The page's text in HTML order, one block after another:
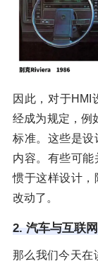
因此，对于HMI
经成为规定，例
标准。这些是设
内容。有些可能
惯于这样设计，
改动了。
2. 汽车与互联
那么我们今天在